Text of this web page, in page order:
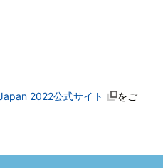
2022公式サイト
をご